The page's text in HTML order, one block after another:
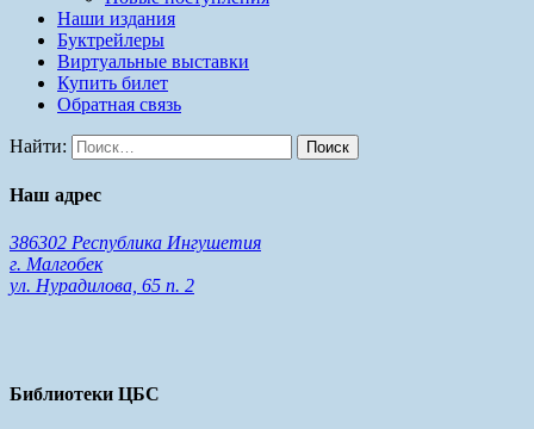
Наши издания
Буктрейлеры
Виртуальные выставки
Купить билет
Обратная связь
Найти:
Наш адрес
386302 Республика Ингушетия
г. Малгобек
ул. Нурадилова, 65 п. 2
Библиотеки ЦБС